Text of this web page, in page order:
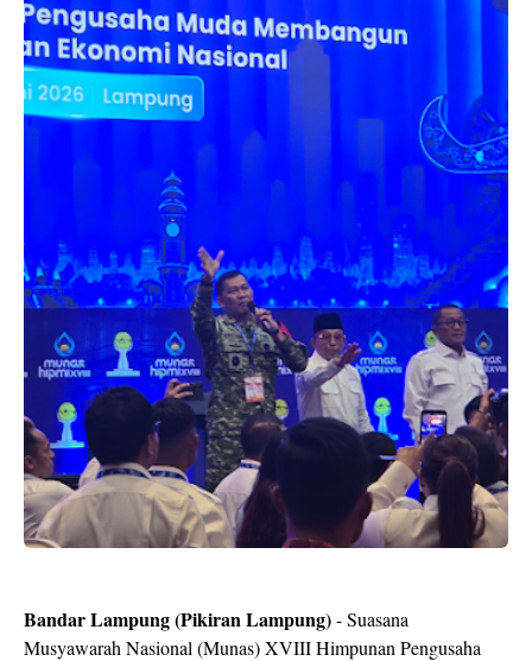
Bandar Lampung (Pikiran Lampung)- Suasana
Musyawarah Nasional (Munas) XVIII Himpunan Pengusaha